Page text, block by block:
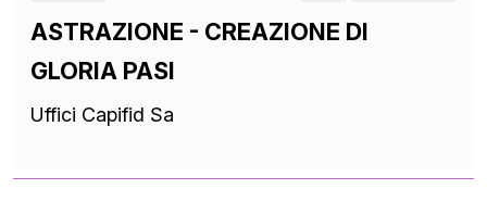
ASTRAZIONE - CREAZIONE DI
GLORIA PASI
Uffici Capifid Sa